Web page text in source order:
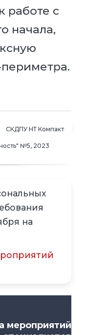
работе с
начала,
СКДПУ НТ Компакт
№5, 2023
на
мероприятий